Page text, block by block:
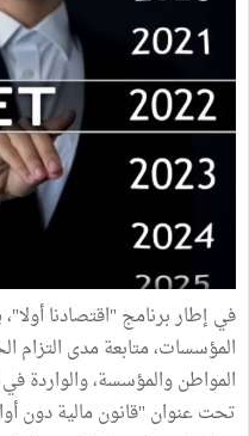
في إطار برنامج "اقتصادنا
المؤسسات، متابعة مدى التزام
المواطن والمؤسسة، والواردة